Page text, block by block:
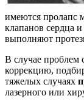
имеются пролапс
клапанов сердца
выполняют
В случае проблем
коррекцию,
тяжелых случаях
лазерного или